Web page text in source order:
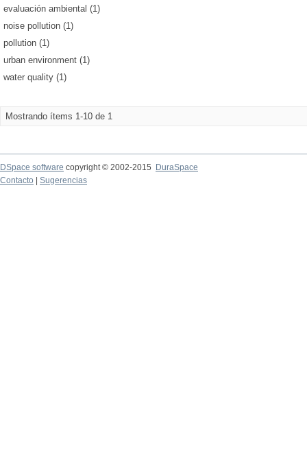
evaluación ambiental (1)
noise pollution (1)
pollution (1)
urban environment (1)
water quality (1)
Mostrando ítems 1-10 de 1
DSpace software copyright © 2002-2015
DuraSpace
Contacto
Sugerencias